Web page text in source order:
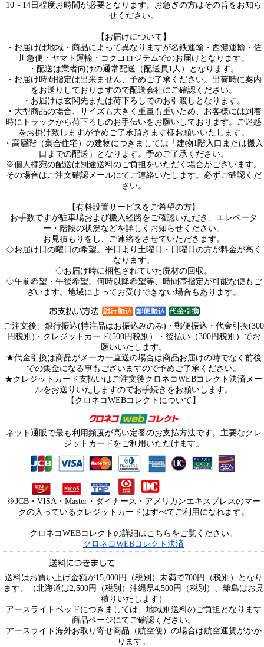
10～14日程度お時間が必要となります。お急ぎの方はその旨をお知ら
せください。
【お届けについて】
・お届けは地域・商品によって異なりますが名鉄運輸・西濃運輸・佐
川急便・ヤマト運輸・コクヨロジテムでのお届けとなります。
・配送は業者向けの通常配送（配送員1人）となります。
・お届け時間指定は出来ません、予めご了承ください。出荷時に案内
をお送りしておりますので配送会社にご確認ください。
・お届けは玄関先または荷下ろしでのお引渡しとなります。
・大型商品の場合、サイズも大きく重量も重いため、お客様には到着
時にトラックから荷下ろしのお手伝いをお願いしております。ご迷惑
をお掛け致しますが予めご了承頂きます様お願いいたします。
・高層階（集合住宅）の建物につきましては「建物1階入口または搬入
口までの配送」となります。予めご了承ください。
※個人様宛の配送は別途送料のご負担をいただく場合がございます。
その場合はご注文確認メールにてご連絡いたします。必ずご確認くだ
さい。
【有料設置サービスをご希望の方】
お手数ですが駐車場および搬入経路をご確認いただき、エレベータ
ー・階段の状況などを詳しくお知らせください。
お見積もりをし、ご連絡をさせていただきます。
◇お届け日の曜日の希望。平日より土曜日・日曜日の方が料金が高く
なります。
◇お届け時に梱包されていた廃材の回収。
◇午前希望・午後希望。何時以降希望等、時間帯指定が可能な便もご
ざいます。地域によってお受けできない場合もあります。
ご注文後、銀行振込(特注品はお振込みのみ)・郵便振込・代金引換(300
円税別)・クレジットカード(500円税別）・後払い（300円税別）でお
願いいたします。
★代金引換は商品がメーカー直送の場合は商品お届けの時でなく前後
での集金になる事もございますので予めご了承ください。
★クレジットカード支払いはご注文後クロネコWEBコレクト決済メー
ルをお送りいたしますのでお手続きをお願いします。
【クロネコWEBコレクトについて】
ネット通販で最も利用頻度が高い定番のお支払方法です。主要なクレ
ジットカードをご利用いただけます。
※JCB・VISA・Master・ダイナース・アメリカンエキスプレスのマー
クの入っているクレジットカードはすべてご利用になれます。
クロネコWEBコレクトの詳細はこちらをご覧ください。
クロネコWEBコレクト決済
送料はお買い上げ金額が15,000円（税別）未満で700円（税別）となり
ます。（北海道は2,500円（税別）沖縄県4,500円（税別）、離島はお見
積りいたします）
アースライトベッドにつきましては、地域別送料のご負担となります
商品ページにてご確認ください。
アースライト海外お取り寄せ商品（航空便）の場合は航空運賃がかか
ります。